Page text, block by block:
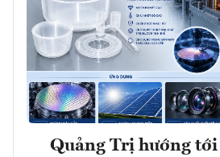
Quảng Trị hướng